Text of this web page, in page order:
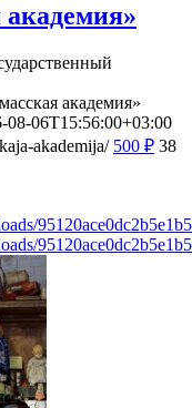
академия»
08-06T15:56:00+03:00
akademija/ 500 ₽ 38